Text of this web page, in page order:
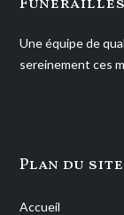
Une équipe de
sereinement ces
Plan du site
Accueil